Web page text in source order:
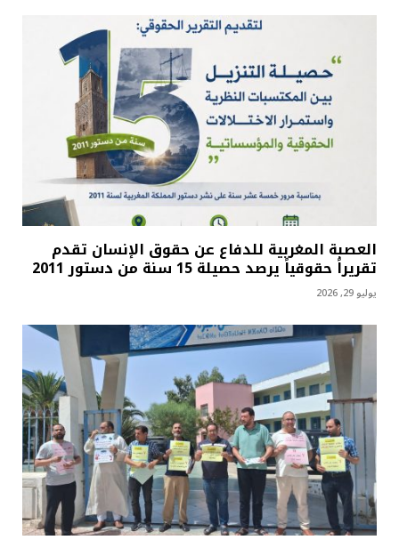
العصبة المغربية للدفاع عن حقوق الإنسان تقدم
تقريراً حقوقياً يرصد حصيلة 15 سنة من دستور 2011
يوليو 29, 2026